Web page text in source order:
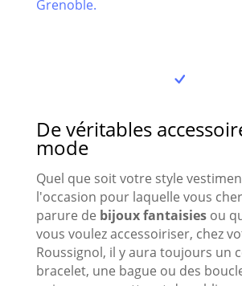
Grenoble.
De véritables
mode
Quel que soit votre style
l'occasion pour laquelle vous
parure de bijoux fantaisiesou
vous voulez accessoiriser, chez
Roussignol, il y aura toujours un
bracelet, une bague ou des